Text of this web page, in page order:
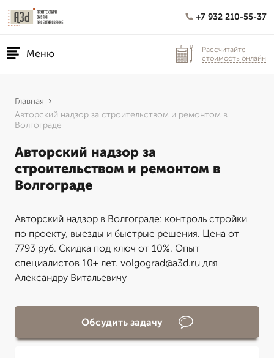
+7 932 210-55-37
Меню
Рассчитайте
стоимость онлайн
Главная
Авторский надзор за строительством и ремонтом в
Волгограде
Авторский надзор за
строительством и ремонтом в
Волгограде
Авторский надзор в Волгограде: контроль стройки
по проекту, выезды и быстрые решения. Цена от
7793 руб. Скидка под ключ от 10%. Опыт
специалистов 10+ лет. volgograd@a3d.ru для
Александру Витальевичу
Обсудить задачу